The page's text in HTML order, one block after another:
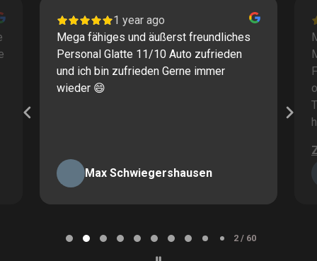
1 year ago
Mega fähiges und äußerst freundliches
Personal Glatte 11/10 Auto zufrieden
und ich bin zufrieden Gerne immer
wieder 😄
Max Schwiegershausen
2 / 60